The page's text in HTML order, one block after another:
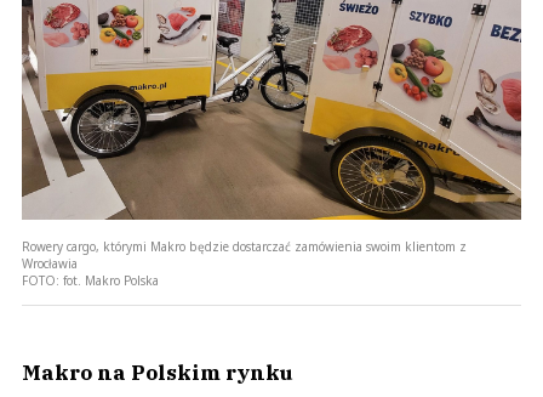
Rowery cargo, którymi Makro będzie dostarczać zamówienia swoim klientom z
Wrocławia
FOTO: fot. Makro Polska
Makro na Polskim rynku